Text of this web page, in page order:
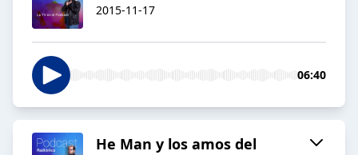
2015-11-17
06:40
He Man y los amos del